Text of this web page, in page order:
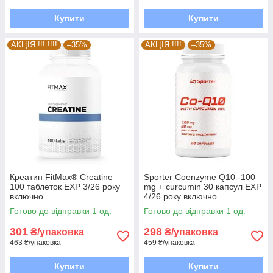
Купити Купити
АКЦІЯ !!! !!!! –35%
Креатин FitMax® Creatine
100 таблеток EXP 3/26 року
включно
Готово до відправки 1 од.
301 ₴/упаковка
463 ₴/упаковка
Купити
АКЦІЯ !!!! –35%
Sporter Coenzyme Q10 -100
mg + curcumin 30 капсул EXP
4/26 року включно
Готово до відправки 1 од.
298 ₴/упаковка
459 ₴/упаковка
Купити